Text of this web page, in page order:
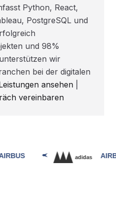
Python, React,
PostgreSQL und
und 98%
wir
bei der digitalen
ansehen
vereinbaren